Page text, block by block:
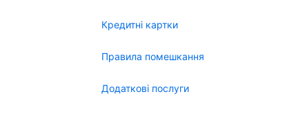
Кредитні картки
Правила помешкання
Додаткові послуги